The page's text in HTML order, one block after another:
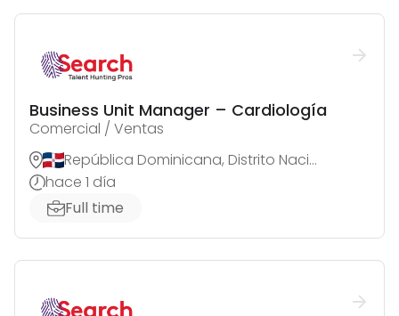
Business Unit Manager – Cardiología
Comercial / Ventas
República Dominicana, Distrito Nacional
hace 1 día
Full time